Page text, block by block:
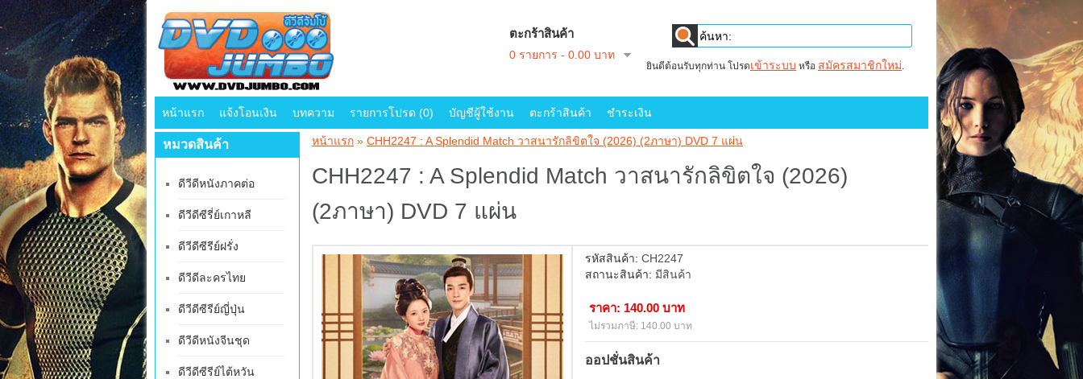
ตะกร้าสินค้า
0 รายการ - 0.00 บาท
ยินดีต้อนรับทุกท่าน โปรดเข้าระบบ หรือ สมัครสมาชิกใหม่.
หน้าแรก แจ้งโอนเงิน บทความ รายการโปรด (0) บัญชีผู้ใช้งาน ตะกร้าสินค้า ชำระเงิน
หมวดสินค้า
ดีวีดีหนังภาคต่อ
ดีวีดีซีรี่ย์เกาหลี
ดีวีดีซีรีย์ฝรั่ง
ดีวีดีละครไทย
ดีวีดีซีรีย์ญี่ปุ่น
ดีวีดีหนังจีนชุด
ดีวีดีซีรีย์ไต้หวัน
หน้าแรก » CHH2247 : A Splendid Match วาสนารักลิขิตใจ (2026) (2ภาษา) DVD 7 แผ่น
CHH2247 : A Splendid Match วาสนารักลิขิตใจ (2026)
(2ภาษา) DVD 7 แผ่น
รหัสสินค้า: CH2247
สถานะสินค้า: มีสินค้า
ราคา: 140.00 บาท
ไม่รวมภาษี: 140.00 บาท
ออปชั่นสินค้า